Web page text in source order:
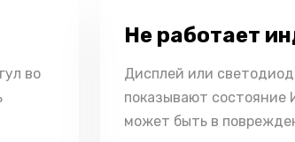
во
Не работает
Дисплей или
показывают состояние
может быть в